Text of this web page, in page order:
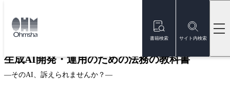
書籍検索 サイト内検索
トップ
生成AI開発・運用のための法務の教科書
—そのAI、訴えられませんか？—